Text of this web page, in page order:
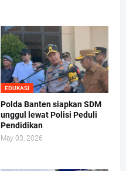
EDUKASI
Polda Banten siapkan SDM
unggul lewat Polisi Peduli
Pendidikan
May 03, 2026